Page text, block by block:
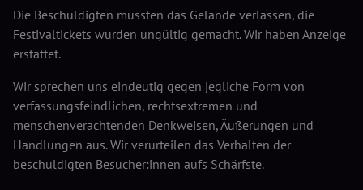
Die Beschuldigten mussten das Gelände verlassen, die
Festivaltickets wurden ungültig gemacht. Wir haben Anzeige
erstattet.
Wir sprechen uns eindeutig gegen jegliche Form von
verfassungsfeindlichen, rechtsextremen und
menschenverachtenden Denkweisen, Äußerungen und
Handlungen aus. Wir verurteilen das Verhalten der
beschuldigten Besucher:innen aufs Schärfste.